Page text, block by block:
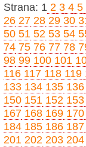
Strana: 1 2 3 4 5
26 27 28 29 30
50 51 52 53 54
74 75 76 77 78
98 99 100 101
116 117 118 119
133 134 135 136
150 151 152 153
167 168 169 170
184 185 186 187
201 202 203 204